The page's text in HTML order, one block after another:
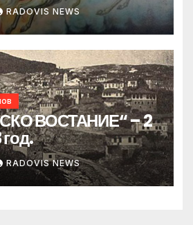
RADOVIS NEWS
ВОСТАНИЕ“ – 2
год.
RADOVIS NEWS